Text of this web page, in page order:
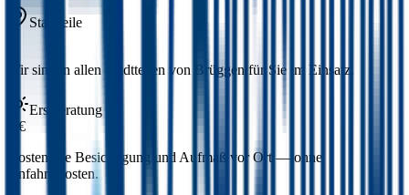
Stadtteile
Wir sind in allen Stadtteilen von Brüggen für Sie im Einsatz.
Erstberatung
0 €
Kostenlose Besichtigung und Aufmaß vor Ort — ohne
Anfahrtskosten.